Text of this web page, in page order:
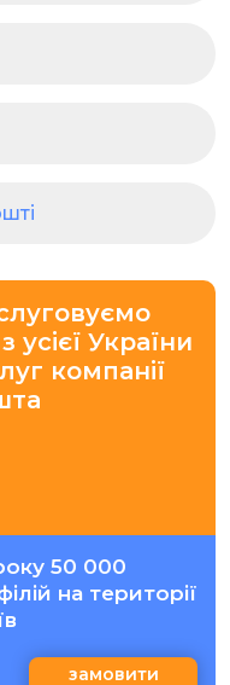
усієї України
компанії
50 000
на території
замовити